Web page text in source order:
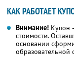
КАК РАБОТАЕТ
Внимание! Купон
стоимости.
основании
образовательной